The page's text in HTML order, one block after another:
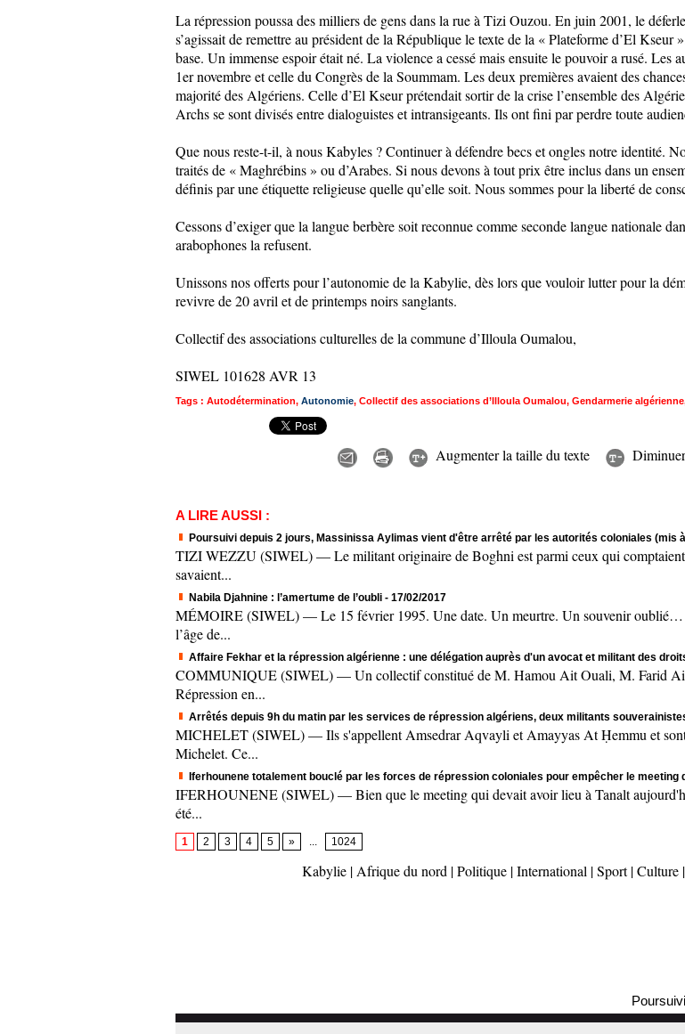
La répression poussa des milliers de gens dans la rue à Tizi Ouzou. En juin 2001, le
s’agissait de remettre au président de la République le texte de la « Plateforme d’El
base. Un immense espoir était né. La violence a cessé mais ensuite le pouvoir a rusé. Les
1er novembre et celle du Congrès de la Soummam. Les deux premières avaient des
majorité des Algériens. Celle d’El Kseur prétendait sortir de la crise l’ensemble des
Archs se sont divisés entre dialoguistes et intransigeants. Ils ont fini par perdre toute
Que nous reste-t-il, à nous Kabyles ? Continuer à défendre becs et ongles notre identité.
traités de « Maghrébins » ou d’Arabes. Si nous devons à tout prix être inclus dans un
définis par une étiquette religieuse quelle qu’elle soit. Nous sommes pour la liberté de
Cessons d’exiger que la langue berbère soit reconnue comme seconde langue nationale
arabophones la refusent.
Unissons nos offerts pour l’autonomie de la Kabylie, dès lors que vouloir lutter pour la
revivre de 20 avril et de printemps noirs sanglants.
Collectif des associations culturelles de la commune d’Illoula Oumalou,
SIWEL 101628 AVR 13
Tags : Autodétermination, Autonomie, Collectif des associations d’Illoula Oumalou, Gendarmerie algérienne
Augmenter la taille du texte
A LIRE AUSSI :
Poursuivi depuis 2 jours, Massinissa Aylimas vient d'être arrêté par les autorités coloniales (mis
TIZI WEZZU (SIWEL) — Le militant originaire de Boghni est parmi ceux qui comptaient
savaient...
Nabila Djahnine : l’amertume de l’oubli - 17/02/2017
MÉMOIRE (SIWEL) — Le 15 février 1995. Une date. Un meurtre. Un souvenir oublié…
l’âge de...
Affaire Fekhar et la répression algérienne : une délégation auprès d'un avocat et militant des
COMMUNIQUE (SIWEL) — Un collectif constitué de M. Hamou Ait Ouali, M. Farid
Répression en...
Arrêtés depuis 9h du matin par les services de répression algériens, deux militants
MICHELET (SIWEL) — Ils s'appellent Amsedrar Aqvayli et Amayyas At Ḥemmu et sont
Michelet. Ce...
Iferhounene totalement bouclé par les forces de répression coloniales pour empêcher le meeting
IFERHOUNENE (SIWEL) — Bien que le meeting qui devait avoir lieu à Tanalt
été...
1 2 3 4 5 » 1024
Kabylie | Afrique du nord |Politique |International |Sport |Culture |
Poursuivi